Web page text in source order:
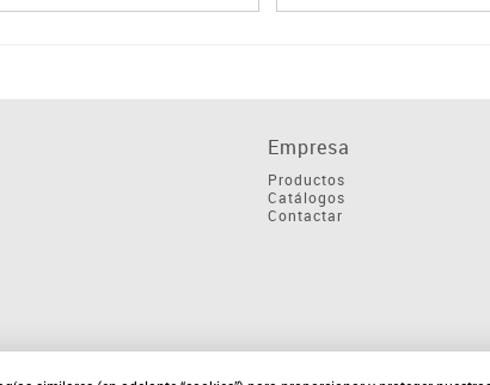
Empresa
Productos
Catálogos
Contactar